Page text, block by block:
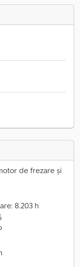
de frezare și
8.203 h